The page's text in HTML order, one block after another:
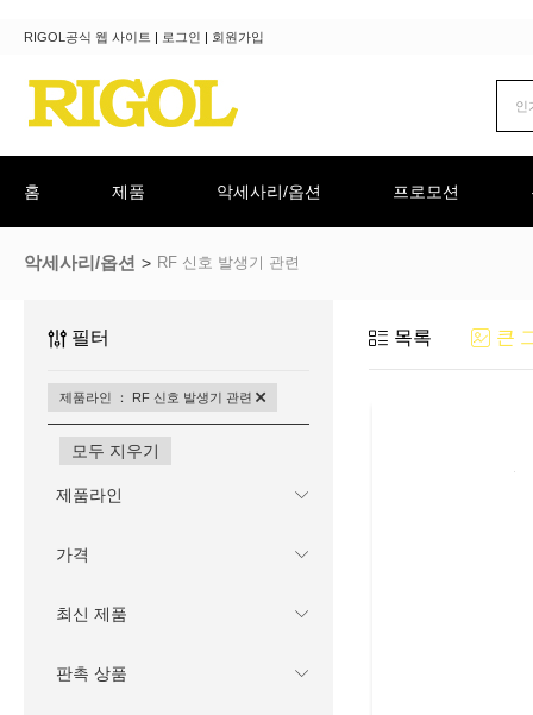
RIGOL공식 웹 사이트 | 로그인 | 회원가입
홈 제품 악세사리/옵션 프로모션
악세사리/옵션 RF 신호 발생기 관련
필터
제품라인 ： RF 신호 발생기 관련
모두 지우기
제품라인
가격
최신 제품
판촉 상품
목록 큰